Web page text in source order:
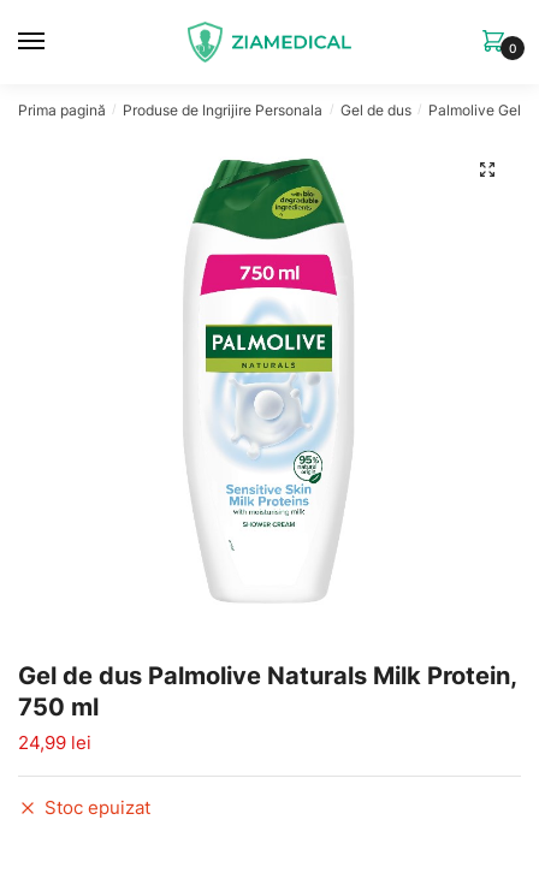
0
Prima pagină / Produse de Ingrijire Personala / Gel de dus / Palmolive Gel
🔍
Gel de dus Palmolive Naturals Milk Protein,
750 ml
24,99 lei
Stoc epuizat